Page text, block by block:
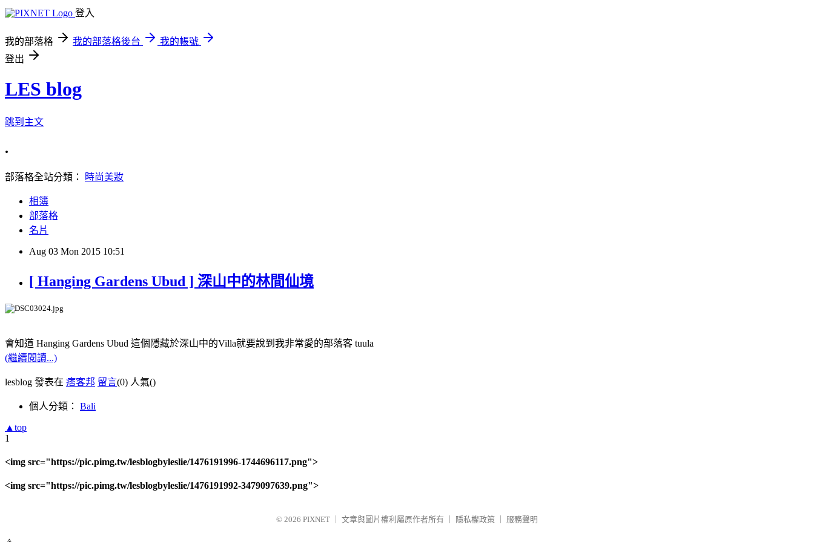
登入
我的部落格 我的部落格後台
我的帳號
登出
LES blog
跳到主文
.
部落格全站分類： 時尚美妝
相簿
部落格
名片
Aug 03 Mon 2015 10:51
[ Hanging Gardens Ubud ] 深山中的林間仙境
會知道 Hanging Gardens Ubud 這個隱藏於深山中的Villa就要說到我非常愛的部落客 tuula
(繼續閱讀...)
lesblog 發表在 痞客邦 留言(0) 人氣()
個人分類： Bali
▲top
1
<img src="https://pic.pimg.tw/lesblogbyleslie/1476191996-1744696117.png">
<img src="https://pic.pimg.tw/lesblogbyleslie/1476191992-3479097639.png">
© 2026 PIXNET 文章與圖片權利屬原作者所有 隱私權政策 服務聲明